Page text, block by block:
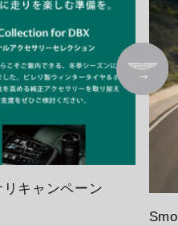
キャンペーン